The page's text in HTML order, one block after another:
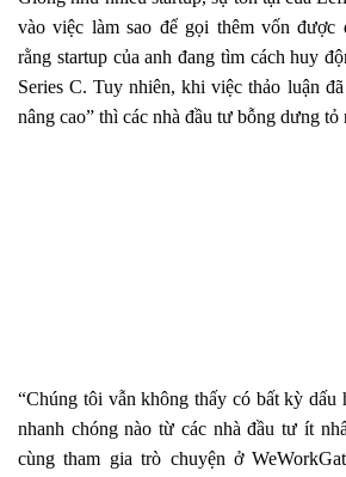
vào việc làm sao để gọi thêm vốn được
rằng startup của anh đang tìm cách huy
Series C. Tuy nhiên, khi việc thảo luận
nâng cao” thì các nhà đầu tư bỗng dưng tỏ
“Chúng tôi vẫn không thấy có bất kỳ dấu
nhanh chóng nào từ các nhà đầu tư ít
cùng tham gia trò chuyện ở